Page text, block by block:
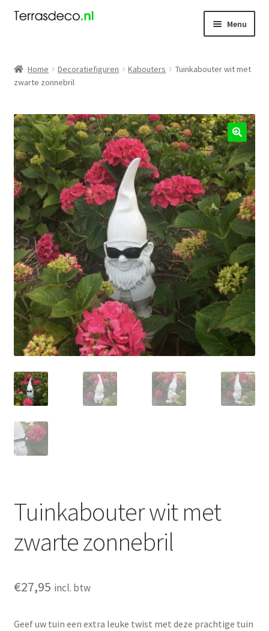
Ga
navigatie
Ga
inhoud
Menu
Dieren
Kabouters
Mensen
Nieuw
Koningsdag
Contact
Glasschilderij
Ornamenten
Auto
Verlichting
Home Decoratiefiguren Kabouters
Tuinkabouter wit met
zwarte zonnebril
🔍
Tuinkabouter wit met
zwarte zonnebril
€27,95 incl. btw
Geef uw tuin een extra leuke twist met deze prachtige tuin